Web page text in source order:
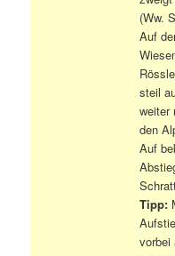
(Ww.
Auf
steil
weiter
den
Auf
Tipp:
vorbei